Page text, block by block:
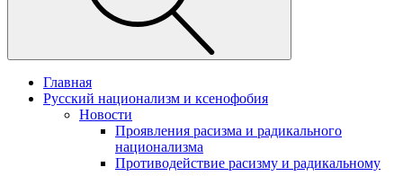
Главная
Русский национализм и ксенофобия
Новости
Проявления расизма и радикального
национализма
Противодействие расизму и радикальному